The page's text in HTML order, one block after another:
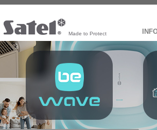
Made to Protect